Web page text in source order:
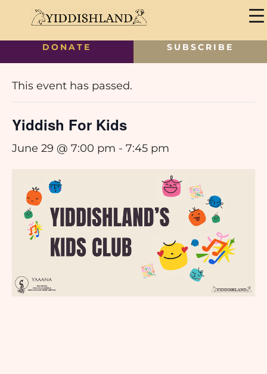
« All Events
This event has passed.
Yiddish For Kids
June 29 @ 7:00 pm - 7:45 pm
DONATE SUBSCRIBE